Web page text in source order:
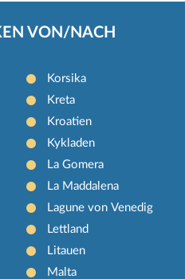
VON/NACH
Korsika
Kreta
Kroatien
Kykladen
La Gomera
La Maddalena
Lagune von Venedig
Lettland
Litauen
Malta